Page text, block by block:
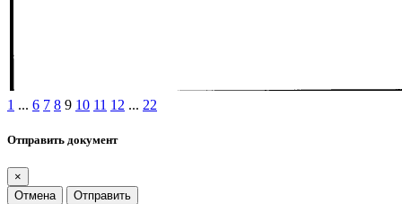
1 ... 6 7 8 9 10 11 12 ... 22
Отправить документ
×
Отмена
Отправить